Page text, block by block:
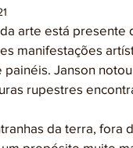
manifestações
Janson
rupestres